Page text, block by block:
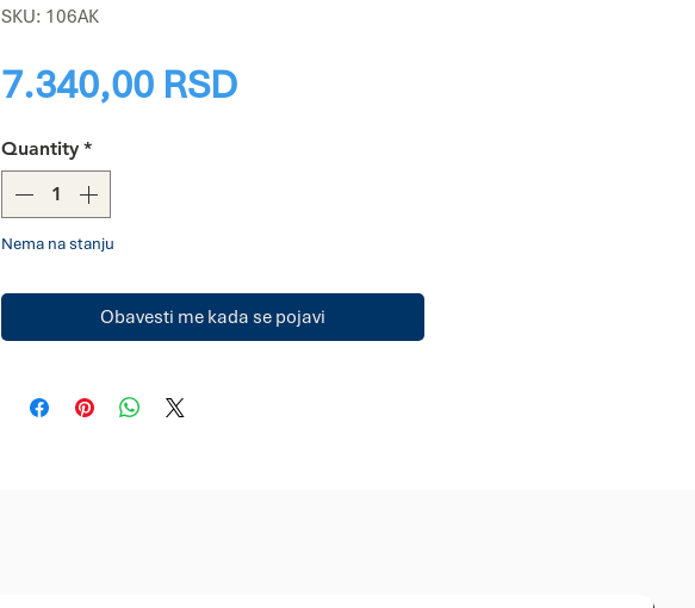
SKU: 106AK
7.340,00 RSDPrice
Quantity *
Nema na stanju
Obavesti me kada se pojavi